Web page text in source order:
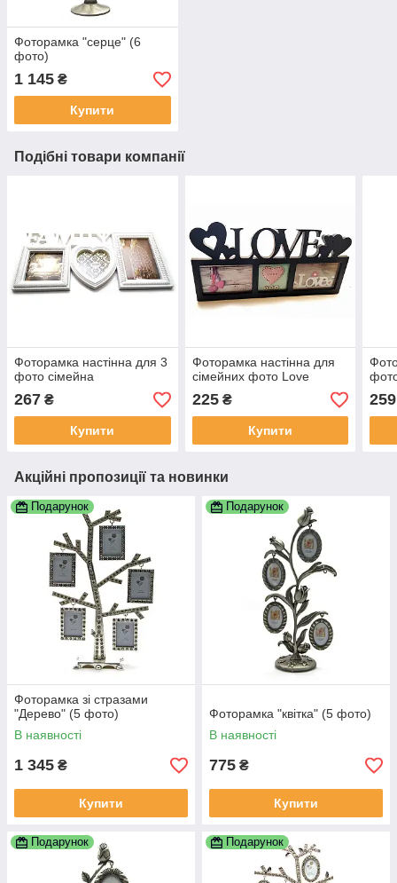
Фоторамка "серце" (6
фото)
1 145 ₴
Купити
Подібні товари компанії
Фоторамка настінна для 3
фото сімейна
267 ₴
Купити
Фоторамка настінна для
сімейних фото Love
225₴
Купити
259
Акційні пропозиції та новинки
Подарунок
Фоторамка зі стразами
"Дерево" (5 фото)
В наявності
1 345 ₴
Купити
Подарунок
Фоторамка "квітка" (5 фото)
В наявності
775 ₴
Купити
Подарунок Подарунок